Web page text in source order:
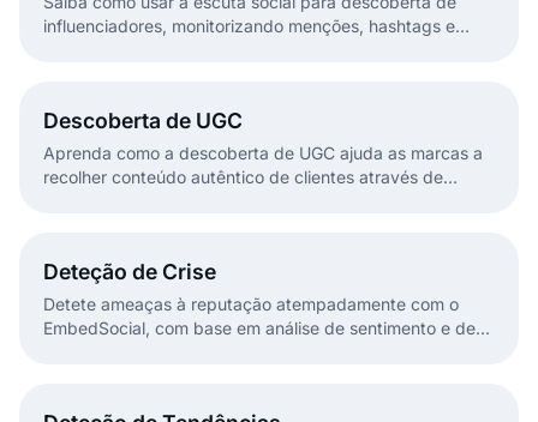
influenciadores, monitorizando menções, hashtags e
Descoberta de UGC
Aprenda como a descoberta de UGC ajuda as marcas a
recolher conteúdo autêntico de clientes através de
Deteção de Crise
Detete ameaças à reputação atempadamente com o
EmbedSocial, com base em análise de sentimento e de